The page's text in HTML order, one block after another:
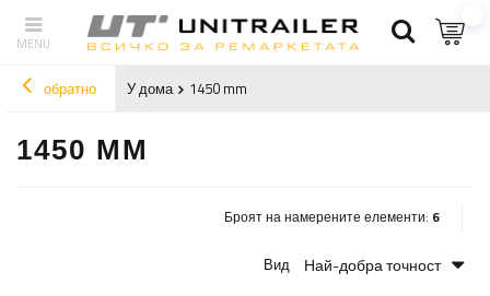
обратно У дома 1450 mm
1450 MM
Броят на намерените елементи: 6
Вид Най-добра точност